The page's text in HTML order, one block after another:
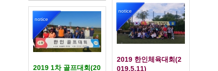
notice
2019 한인체육대회(2
019.5.11)
notice
2019 1차 골프대회(20